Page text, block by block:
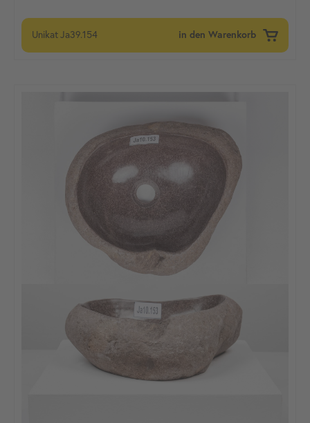
UnikatJa39.154 in den Warenkorb